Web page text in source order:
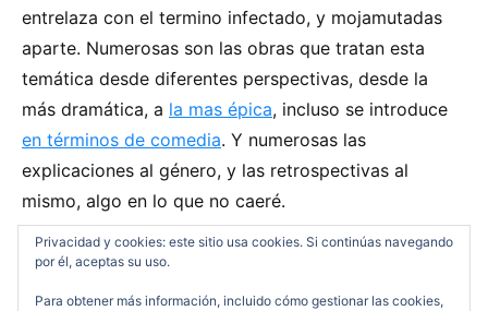
entrelaza con el termino infectado, y mojamutadas
aparte. Numerosas son las obras que tratan esta
temática desde diferentes perspectivas, desde la
más dramática, a la mas épica, incluso se introduce
en términos de comedia. Y numerosas las
explicaciones al género, y las retrospectivas al
mismo, algo en lo que no caeré.
Retornadoses solo otra más, como el
términoRetornadospara referirse a zombies o
Privacidad y cookies: este sitio usa cookies. Si continúas navegando
por él, aceptas su uso.
Para obtener más información, incluido cómo gestionar las cookies,